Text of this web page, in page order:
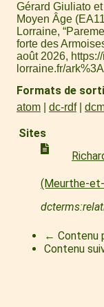
Gérard Giuliato
Moyen Âge
Lorraine,
forte des
août 2026,
lorraine.fr/
Formats de
atom dc-rdf
Sites
(Meurthe-
← Contenu
Contenu